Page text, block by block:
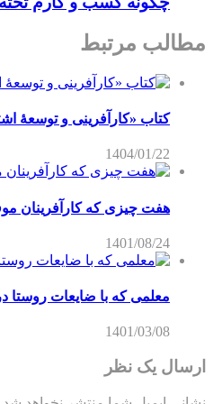
مطالب مرتبط
کتاب «کارآفرینی و توسعۀ
1404/01/22
هفت چیزی که کارآفرینان
1401/08/24
معلمی که با ضایعات روستا
1401/03/08
ارسال یک نظر